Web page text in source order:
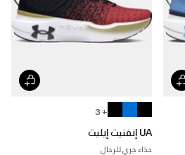
+ 3
UA إنفنيت إيليت
حذاء جري للرجال